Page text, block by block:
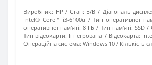
Виробник: HP Стан: Б/В Діагональ
Intel® Core™ i3-6100u
Тип оперативної
оперативної пам'яті: 8 ГБ Тип пам'яті: SSD
Тип відеокарти: Інтегрована Відеокарта:
Операційна система: Windows 10 Кількість